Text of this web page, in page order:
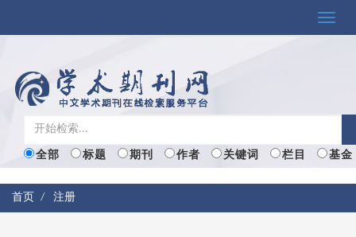
Toggle
全部 标题 期刊 作者 关键词 栏目 基金
首页 注册